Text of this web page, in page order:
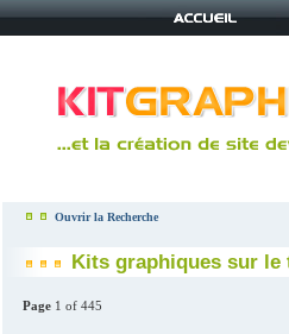
Ouvrir la Recherche
Kits graphiques sur le
Page 1 of 445